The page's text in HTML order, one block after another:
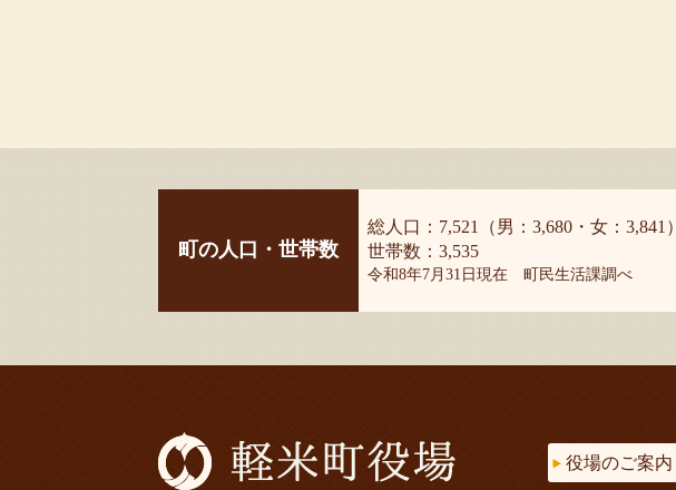
町の人口・世帯数
総人口：7,521（男：3,680・女：3,841）
世帯数：3,535
令和8年7月31日現在 町民生活課調べ
役場のご案内